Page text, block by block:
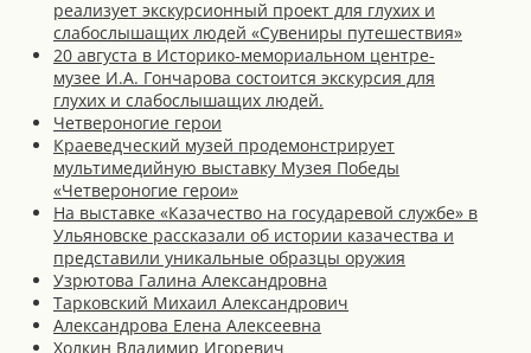
реализует экскурсионный проект для глухих и
слабослышащих людей «Сувениры путешествия»
20 августа в Историко-мемориальном центре-
музее И.А. Гончарова состоится экскурсия для
глухих и слабослышащих людей.
Четвероногие герои
Краеведческий музей продемонстрирует
мультимедийную выставку Музея Победы
«Четвероногие герои»
На выставке «Казачество на государевой службе» в
Ульяновске рассказали об истории казачества и
представили уникальные образцы оружия
Узрютова Галина Александровна
Тарковский Михаил Александрович
Александрова Елена Алексеевна
Холкин Владимир Игоревич